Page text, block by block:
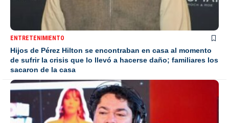
ENTRETENIMIENTO
Hijos de Pérez Hilton se encontraban en casa al momento
de sufrir la crisis que lo llevó a hacerse daño; familiares los
sacaron de la casa